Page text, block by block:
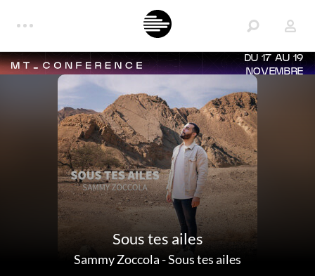
DU 17 AU 19
NOVEMBRE
Sous tes ailes
Sammy Zoccola-Sous tes ailes